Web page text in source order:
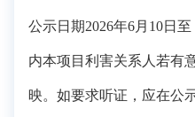
公示日期2026年6月 10日至
内本项目利害关系人若有
映。如要求听证，应在公